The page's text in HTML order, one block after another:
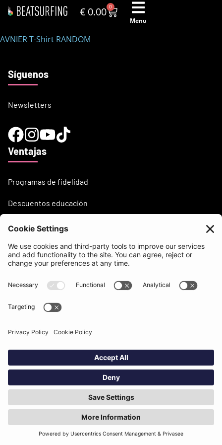
€ 0.00 0
Menu
AVNIER T-Shirt RANDOM
Síguenos
Newsletters
Ventajas
Programas de fidelidad
Descuentos educación
support@beatsurfing.com
Base de conocimientos
Prensa / Artículos
BEATSURFING Blog
Aspectos legales
Política de privacidad
Condiciones de uso